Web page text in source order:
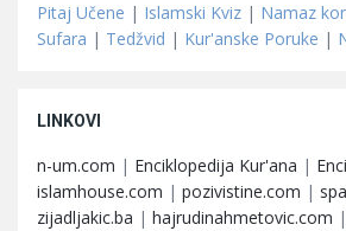
Pitaj Učene | Islamski Kviz | Namaz
Sufara | Tedžvid | Kur'anske Poruke |
LINKOVI
n-um.com | Enciklopedija Kur'ana |
islamhouse.com | pozivistine.com |
zijadljakic.ba | hajrudinahmetovic.com |